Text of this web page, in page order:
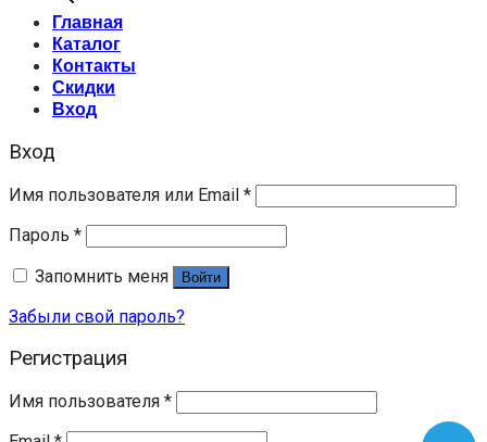
Главная
Каталог
Контакты
Скидки
Вход
Вход
Имя пользователя или Email *
Пароль *
Запомнить меня
Войти
Забыли свой пароль?
Регистрация
Имя пользователя *